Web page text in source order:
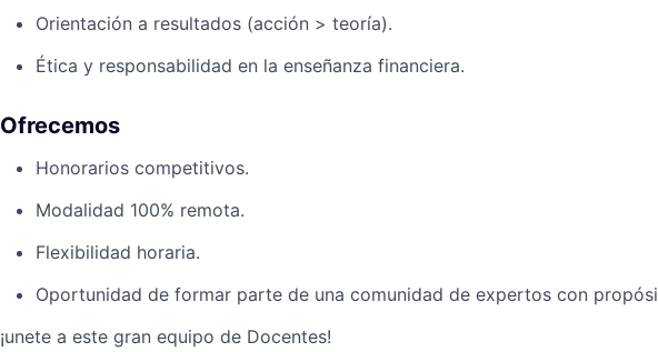
Orientación a resultados (acción > teoría).
Ética y responsabilidad en la enseñanza financiera.
Ofrecemos
Honorarios competitivos.
Modalidad 100% remota.
Flexibilidad horaria.
Oportunidad de formar parte de una comunidad de expertos con
¡unete a este gran equipo de Docentes!